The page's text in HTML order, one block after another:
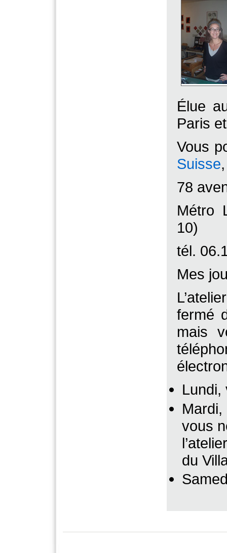
Élue
Paris
Vous
Suisse
78
Métro
10)
tél.
Mes
fermé
mais
Lundi,
vous
du